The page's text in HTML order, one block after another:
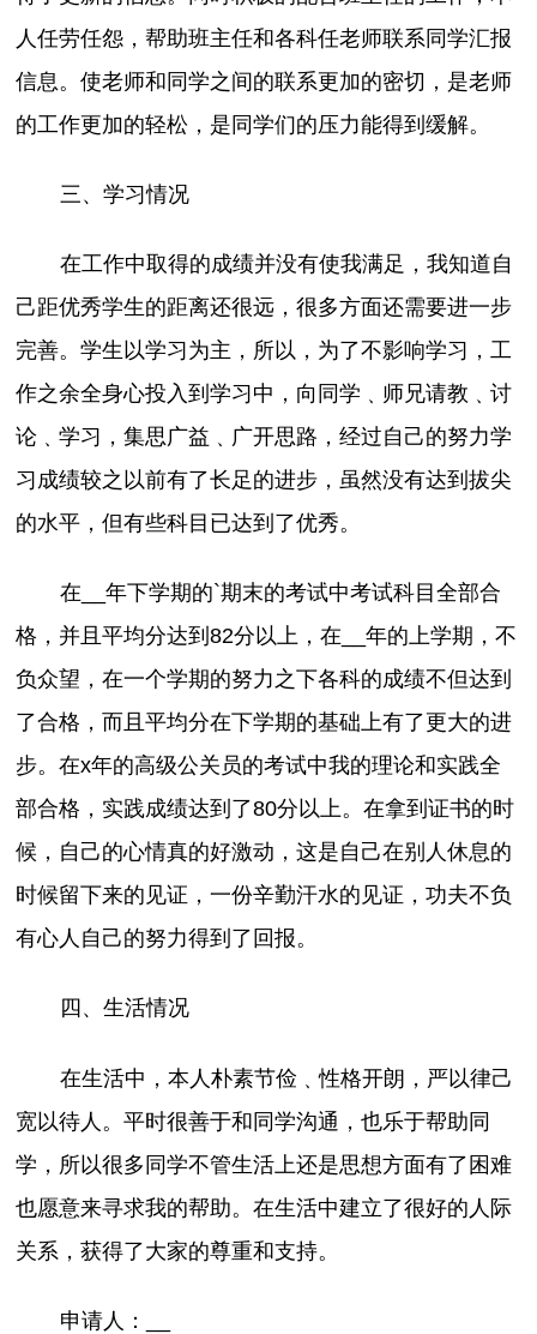
人任劳任怨，帮助班主任和各科任老师联系同学汇报
信息。使老师和同学之间的联系更加的密切，是老师
的工作更加的轻松，是同学们的压力能得到缓解。
三、学习情况
在工作中取得的成绩并没有使我满足，我知道自
己距优秀学生的距离还很远，很多方面还需要进一步
完善。学生以学习为主，所以，为了不影响学习，工
作之余全身心投入到学习中，向同学﹑师兄请教﹑讨
论﹑学习，集思广益﹑广开思路，经过自己的努力学
习成绩较之以前有了长足的进步，虽然没有达到拔尖
的水平，但有些科目已达到了优秀。
在__年下学期的`期末的考试中考试科目全部合
格，并且平均分达到82分以上，在__年的上学期，不
负众望，在一个学期的努力之下各科的成绩不但达到
了合格，而且平均分在下学期的基础上有了更大的进
步。在x年的高级公关员的考试中我的理论和实践全
部合格，实践成绩达到了80分以上。在拿到证书的时
候，自己的心情真的好激动，这是自己在别人休息的
时候留下来的见证，一份辛勤汗水的见证，功夫不负
有心人自己的努力得到了回报。
四、生活情况
在生活中，本人朴素节俭﹑性格开朗，严以律己
宽以待人。平时很善于和同学沟通，也乐于帮助同
学，所以很多同学不管生活上还是思想方面有了困难
也愿意来寻求我的帮助。在生活中建立了很好的人际
关系，获得了大家的尊重和支持。
申请人：__